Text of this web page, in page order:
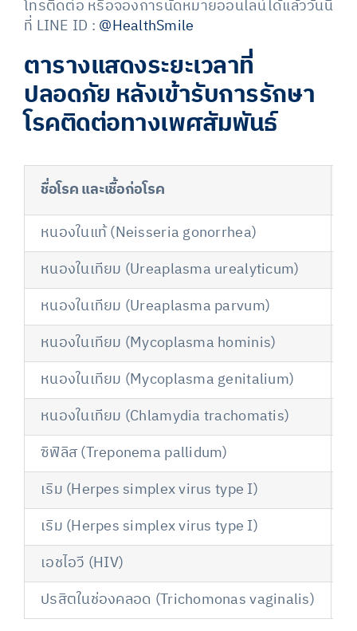
โทรติดต่อ หรือจองการนัดหมายออนไลน์ได้แล้ววันนี้
ที่ LINE ID : @HealthSmile
ตารางแสดงระยะเวลาที่
ปลอดภัย หลังเข้ารับการรักษา
โรคติดต่อทางเพศสัมพันธ์
ชื่อโรค และเชื้อก่อโรค
หนองในแท้ (Neisseria gonorrhea)
หนองในเทียม (Ureaplasma urealyticum)
หนองในเทียม (Ureaplasma parvum)
หนองในเทียม (Mycoplasma hominis)
หนองในเทียม (Mycoplasma genitalium)
หนองในเทียม (Chlamydia trachomatis)
ซิฟิลิส (Treponema pallidum)
เริม (Herpes simplex virus type I)
เริม (Herpes simplex virus type I)
เอชไอวี (HIV)
ปรสิตในช่องคลอด (Trichomonas vaginalis)